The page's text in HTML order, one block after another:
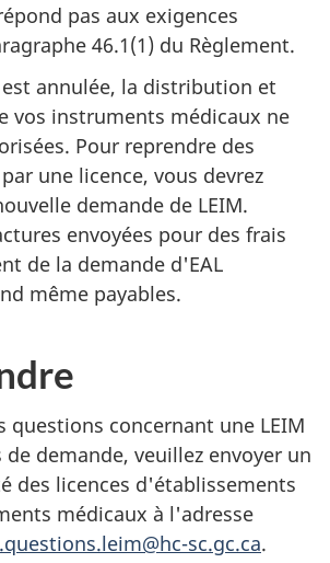
pas aux exigences
46.1(1) du Règlement.
annulée, la distribution et
vos instruments médicaux ne
Pour reprendre des
une licence, vous devrez
demande de LEIM.
envoyées pour des frais
de la demande d'EAL
même payables.
questions concernant une LEIM
de demande, veuillez envoyer un
des licences d'établissements
médicaux à l'adresse
sc.gc.ca.